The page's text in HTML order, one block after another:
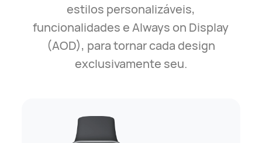
estilos personalizáveis,
funcionalidades e Always on Display
(AOD), para tornar cada design
exclusivamente seu.